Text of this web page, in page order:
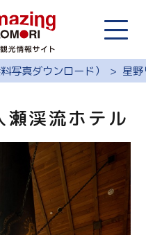
写真ダウンロード） 星
瀬渓流ホテル